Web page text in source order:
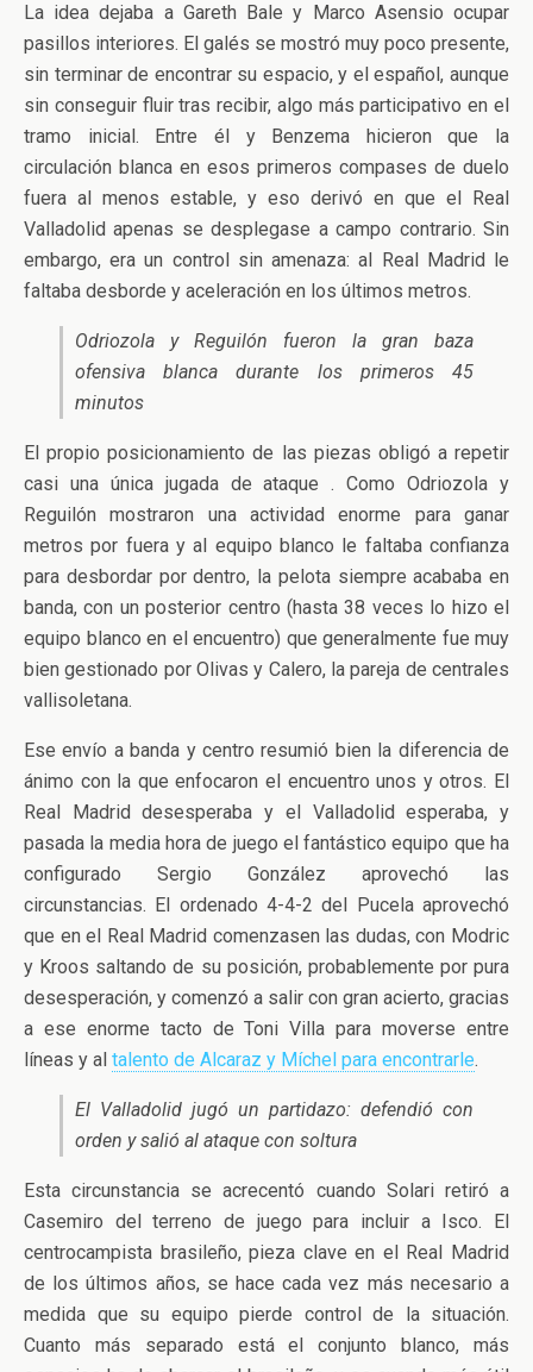
La idea dejaba a Gareth Bale y Marco Asensio ocupar
pasillos interiores. El galés se mostró muy poco presente,
sin terminar de encontrar su espacio, y el español, aunque
sin conseguir fluir tras recibir, algo más participativo en el
tramo inicial. Entre él y Benzema hicieron que la
circulación blanca en esos primeros compases de duelo
fuera al menos estable, y eso derivó en que el Real
Valladolid apenas se desplegase a campo contrario. Sin
embargo, era un control sin amenaza: al Real Madrid le
faltaba desborde y aceleración en los últimos metros.
Odriozola y Reguilón fueron la gran baza
ofensiva blanca durante los primeros 45
minutos
El propio posicionamiento de las piezas obligó a repetir
casi una única jugada de ataque . Como Odriozola y
Reguilón mostraron una actividad enorme para ganar
metros por fuera y al equipo blanco le faltaba confianza
para desbordar por dentro, la pelota siempre acababa en
banda, con un posterior centro (hasta 38 veces lo hizo el
equipo blanco en el encuentro) que generalmente fue muy
bien gestionado por Olivas y Calero, la pareja de centrales
vallisoletana.
Ese envío a banda y centro resumió bien la diferencia de
ánimo con la que enfocaron el encuentro unos y otros. El
Real Madrid desesperaba y el Valladolid esperaba, y
pasada la media hora de juego el fantástico equipo que ha
configurado Sergio González aprovechó las
circunstancias. El ordenado 4-4-2 del Pucela aprovechó
que en el Real Madrid comenzasen las dudas, con Modric
y Kroos saltando de su posición, probablemente por pura
desesperación, y comenzó a salir con gran acierto, gracias
a ese enorme tacto de Toni Villa para moverse entre
líneas y al talento de Alcaraz y Míchel para encontrarle.
El Valladolid jugó un partidazo: defendió con
orden y salió al ataque con soltura
Esta circunstancia se acrecentó cuando Solari retiró a
Casemiro del terreno de juego para incluir a Isco. El
centrocampista brasileño, pieza clave en el Real Madrid
de los últimos años, se hace cada vez más necesario a
medida que su equipo pierde control de la situación.
Cuanto más separado está el conjunto blanco, más